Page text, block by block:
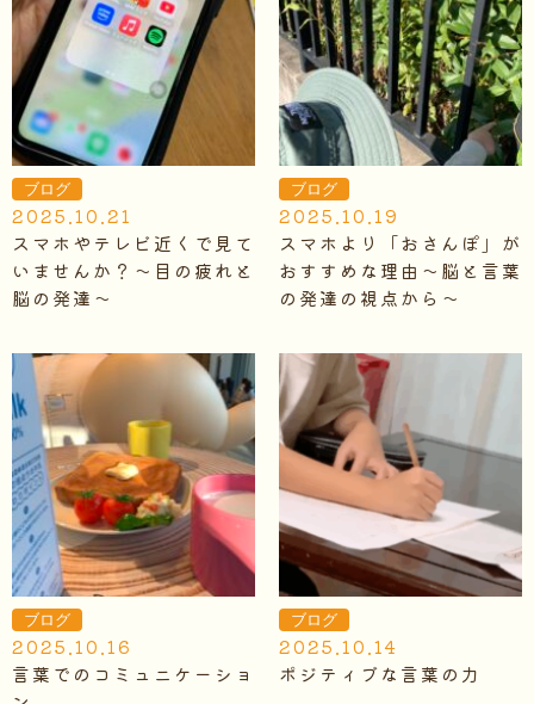
ブログ
2025.10.21
スマホやテレビ近くで見て
いませんか？～目の疲れと
脳の発達～
ブログ
2025.10.19
スマホより「おさんぽ」が
おすすめな理由～脳と言葉
の発達の視点から～
ブログ
2025.10.16
言葉でのコミュニケーショ
ブログ
2025.10.14
ポジティブな言葉の力